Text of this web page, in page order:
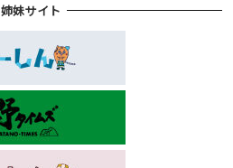
姉妹サイト